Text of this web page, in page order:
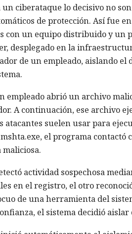
ciberataque lo decisivo no
de protección. Así fue
con un equipo distribuido y un
desplegado en la
de un empleado, aislando el
empleado abrió un archivo
A continuación, ese archivo
atacantes suelen usar para
el programa contactó
actividad sospechosa
en el registro, el otro
de una herramienta del
el sistema decidió aislar